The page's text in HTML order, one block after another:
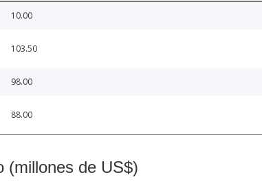
10.00
103.50
98.00
88.00
(millones de US$)